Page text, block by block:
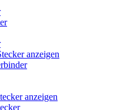
anzeigen
anzeigen